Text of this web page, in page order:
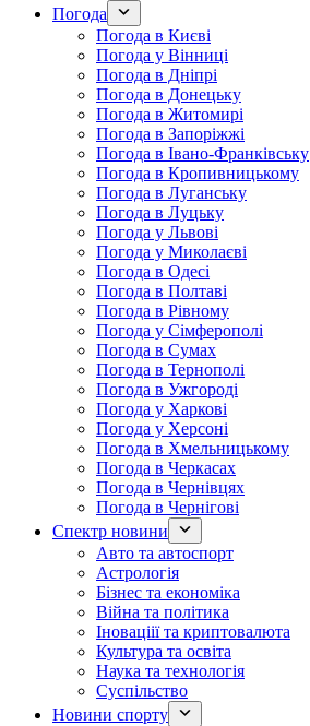
Погода
Погода в Києві
Погода у Вінниці
Погода в Дніпрі
Погода в Донецьку
Погода в Житомирі
Погода в Запоріжжі
Погода в Івано-Франківську
Погода в Кропивницькому
Погода в Луганську
Погода в Луцьку
Погода у Львові
Погода у Миколаєві
Погода в Одесі
Погода в Полтаві
Погода в Рівному
Погода у Сімферополі
Погода в Сумах
Погода в Тернополі
Погода в Ужгороді
Погода у Харкові
Погода у Херсоні
Погода в Хмельницькому
Погода в Черкасах
Погода в Чернівцях
Погода в Чернігові
Спектр новини
Авто та автоспорт
Астрологія
Бізнес та економіка
Війна та політика
Іноваціії та криптовалюта
Культура та освіта
Наука та технологія
Суспільство
Новини спорту